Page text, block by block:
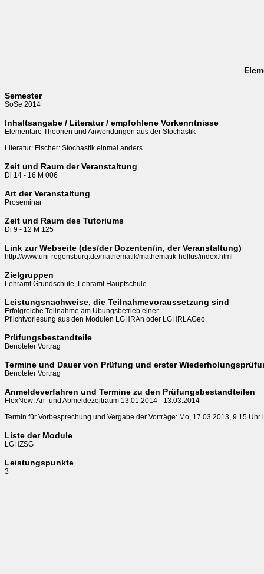
Semester
SoSe 2014
Inhaltsangabe / Literatur / empfohlene Vorkenntnisse
Elementare Theorien und Anwendungen aus der Stochastik
Literatur: Fischer: Stochastik einmal anders
Zeit und Raum der Veranstaltung
Di 14 - 16 M 006
Art der Veranstaltung
Proseminar
Zeit und Raum des Tutoriums
Di 9 - 12 M 125
Link zur Webseite (des/der Dozenten/in, der Veranstaltung)
http://www.uni-regensburg.de/mathematik/mathematik-hellus/index.html
Zielgruppen
Lehramt Grundschule, Lehramt Hauptschule
Leistungsnachweise, die Teilnahmevoraussetzung sind
Erfolgreiche Teilnahme am Übungsbetrieb einer
Pflichtvorlesung aus den Modulen LGHRAn oder LGHRLAGeo.
Prüfungsbestandteile
Benoteter Vortrag
Termine und Dauer von Prüfung und erster
Benoteter Vortrag
Anmeldeverfahren und Termine zu den Prüfungsbestandteilen
FlexNow: An- und Abmeldezeitraum 13.01.2014 - 13.03.2014
Termin für Vorbesprechung und Vergabe der Vorträge: Mo, 17.03.2013, 9.15 Uhr
Liste der Module
LGHZSG
Leistungspunkte
3